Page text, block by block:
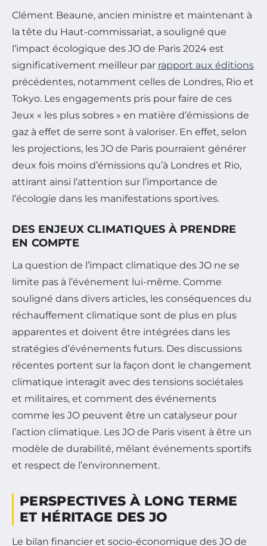
Clément Beaune, ancien ministre et maintenant à
la tête du Haut-commissariat, a souligné que
l‘impact écologique des JO de Paris 2024 est
significativement meilleur par rapport aux éditions
précédentes, notamment celles de Londres, Rio et
Tokyo. Les engagements pris pour faire de ces
Jeux « les plus sobres » en matière d’émissions de
gaz à effet de serre sont à valoriser. En effet, selon
les projections, les JO de Paris pourraient générer
deux fois moins d’émissions qu’à Londres et Rio,
attirant ainsi l’attention sur l’importance de
l’écologie dans les manifestations sportives.
DES ENJEUX CLIMATIQUES À PRENDRE
EN COMPTE
La question de l’impact climatique des JO ne se
limite pas à l’événement lui-même. Comme
souligné dans divers articles, les conséquences du
réchauffement climatique sont de plus en plus
apparentes et doivent être intégrées dans les
stratégies d’événements futurs. Des discussions
récentes portent sur la façon dont le changement
climatique interagit avec des tensions sociétales
et militaires, et comment des événements
comme les JO peuvent être un catalyseur pour
l’action climatique. Les JO de Paris visent à être un
modèle de durabilité, mêlant événements sportifs
et respect de l’environnement.
PERSPECTIVES À LONG TERME
ET HÉRITAGE DES JO
Le bilan financier et socio-économique des JO de